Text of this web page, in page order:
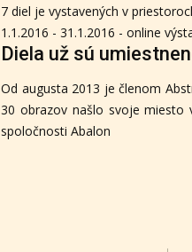
7 diel je vystavených v
1.1.2016 - 31.1.2016 - online
Diela už sú
Od augusta 2013 je členom
30 obrazov našlo svoje miesto
spoločnosti Abalon